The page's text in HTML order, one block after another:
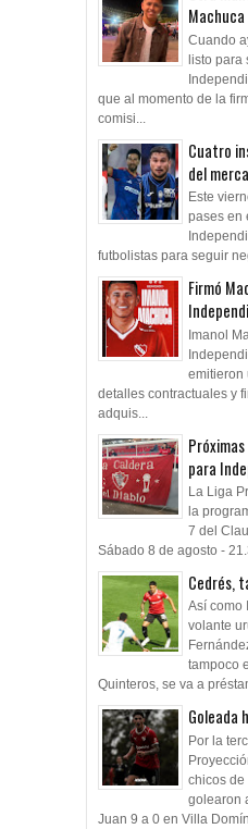
Machuca
Cuando
listo para
que al momento de la
comisi...
Cuatro
del
Este
pases en
futbolistas para seguir
Firmó
Imanol
emitieron
detalles contractuales y
adquis...
para
La Liga
la
7 del
Sábado 8 de agosto -
Cedrés,
Así como
volante
tampoco
Quinteros, se va a
Goleada
Por la
chicos de
golearon
Juan 9 a 0 en Villa